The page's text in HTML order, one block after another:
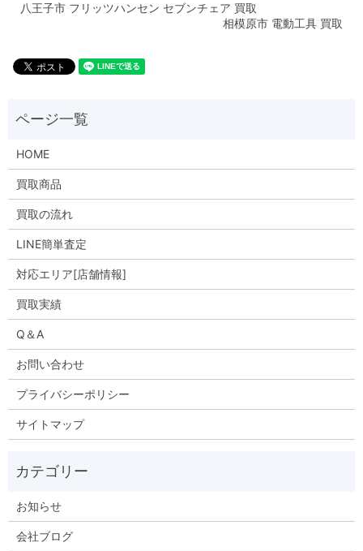
八王子市 フリッツハンセン セブンチェア 買取
相模原市 電動工具 買取
HOME
買取商品
買取の流れ
LINE簡単査定
対応エリア[店舗情報]
買取実績
Q＆A
お問い合わせ
プライバシーポリシー
サイトマップ
お知らせ
会社ブログ